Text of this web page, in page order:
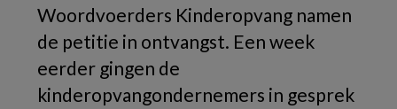
Woordvoerders Kinderopvang namen
de petitie in ontvangst. Een week
eerder gingen de
kinderopvangondernemers in gesprek